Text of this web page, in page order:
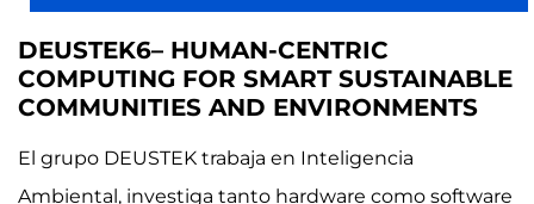
DEUSTEK6– HUMAN-CENTRIC
COMPUTING FOR SMART SUSTAINABLE
COMMUNITIES AND ENVIRONMENTS
El grupo DEUSTEK trabaja en Inteligencia
Ambiental, investiga tanto hardware como software